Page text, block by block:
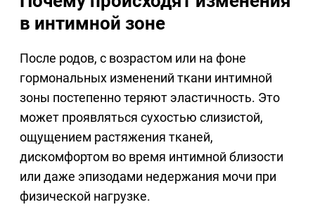
в интимной зоне
После родов, с возрастом или на фоне
гормональных изменений ткани интимной
зоны постепенно теряют эластичность. Это
может проявляться сухостью слизистой,
ощущением растяжения тканей,
дискомфортом во время интимной близости
или даже эпизодами недержания мочи при
физической нагрузке.